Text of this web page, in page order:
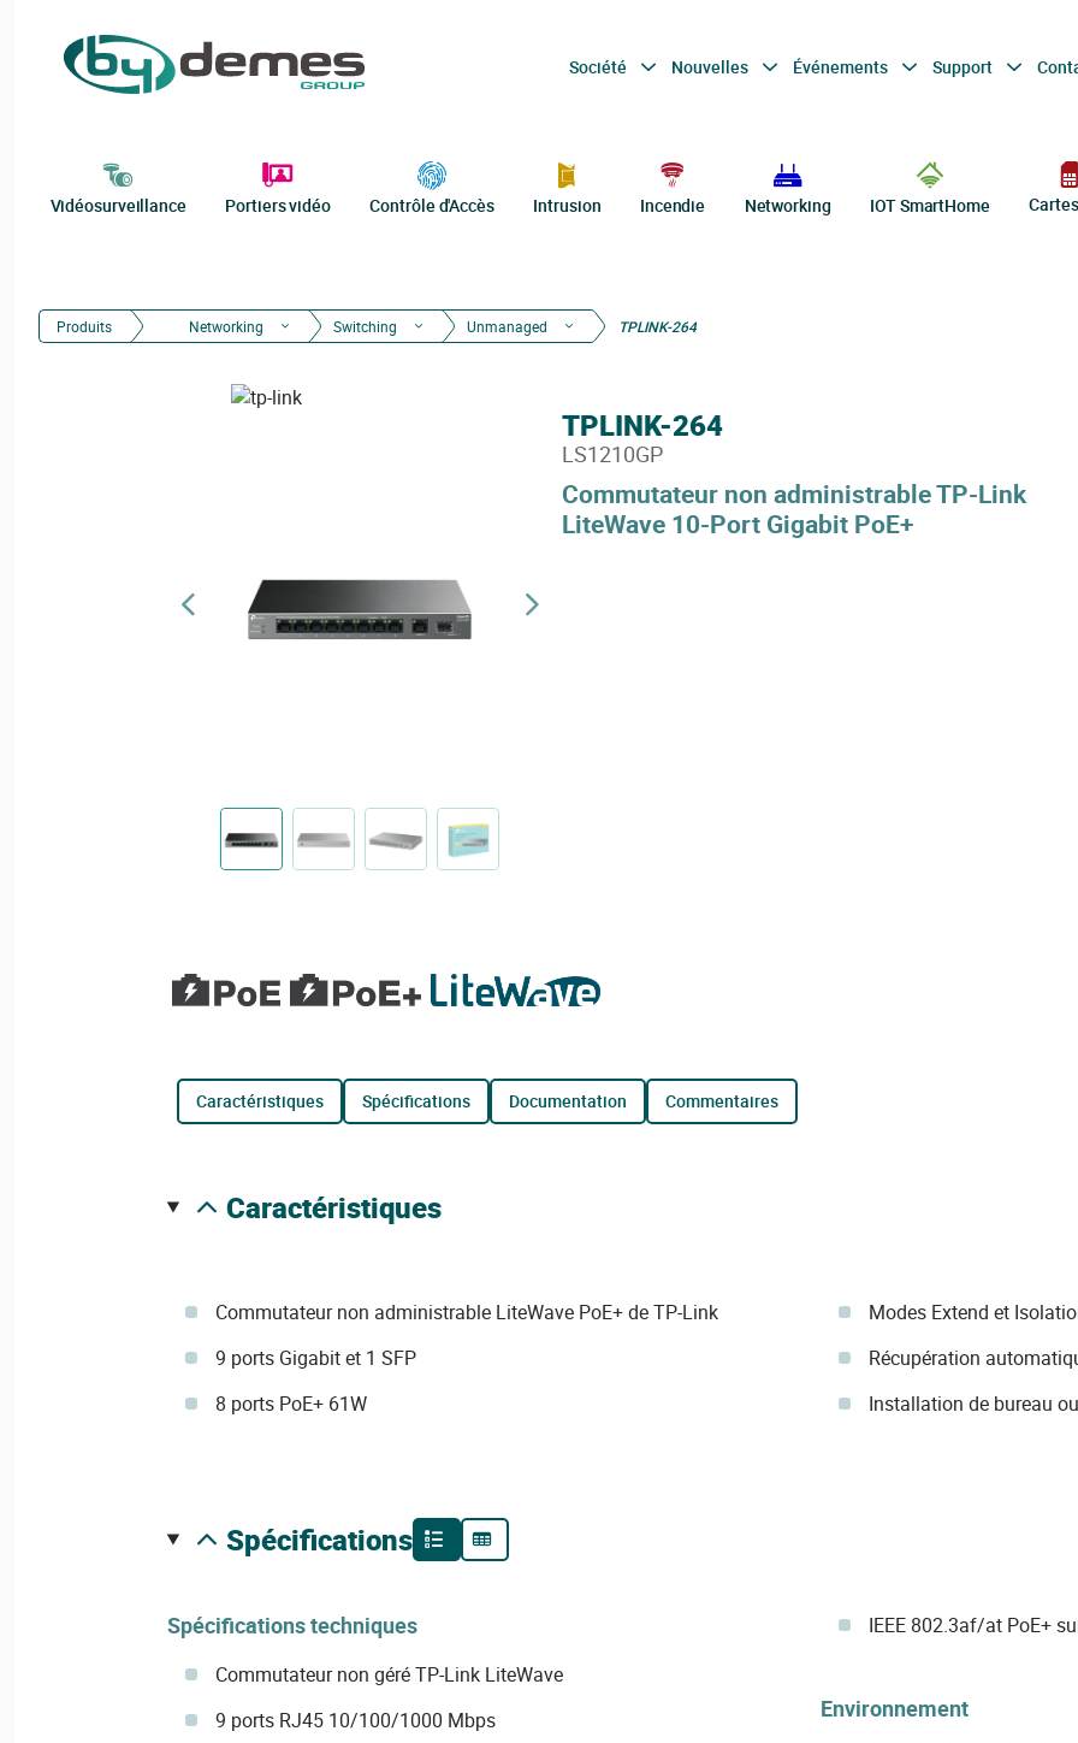
Société Nouvelles Événements Support
Vidéosurveillance Portiers vidéo Contrôle d'Accès Intrusion Incendie Networking IOT SmartHome
Produits Networking Switching Unmanaged TPLINK-264
Commutateur non administrable TP-Link
LiteWave 10-Port Gigabit PoE+
TPLINK-264
LS1210GP
caractéristiques spécifications documentation commentaires
caractéristiques
Commutateur non administrable LiteWave PoE+ de TP-Link
9 ports Gigabit et 1 SFP
8 ports PoE+ 61W
Modes Extend et
Récupération
Installation de bureau
spécifications
Spécifications techniques
Commutateur non géré TP-Link LiteWave
9 ports RJ45 10/100/1000 Mbps
IEEE 802.3af/at PoE+
Environnement